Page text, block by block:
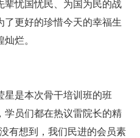
辈忧国忧民、为国为民的战
了更好的珍惜今天的幸福生
烂。
星是本次骨干培训班的班
学员们都在热议雷院长的精
有想到，我们民进的会员素